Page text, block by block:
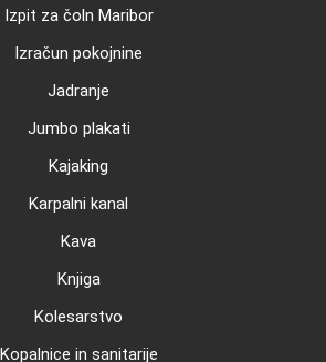
Izpit za čoln Maribor
Izračun pokojnine
Jadranje
Jumbo plakati
Kajaking
Karpalni kanal
Kava
Knjiga
Kolesarstvo
Kopalnice in sanitarije